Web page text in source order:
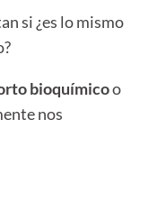
si ¿es lo mismo
bioquímicoo
nos